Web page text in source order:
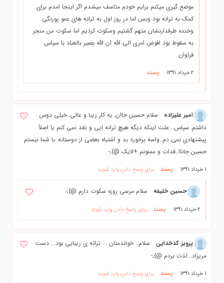
موضع گیری میکنم برایم خودم متاسف میشدم اگر اینجا امدم برای
کمک به ترانه بود وبس اما در روز اول به ترانه های عمو پورنگی
وخنده طرفدارنشان متهم گشتیم وسکوت کردیم اما سکوت من منجر
به سقوط بود افوض امری الی الله ان الله بصیر بالعباد با سپاس
فراوان
2 خرداد 1391 پسند
امیر علیزاده
سلام حسین جاان..یه کار زیبا و عالی..خیلی دوس
داشتم..سپاس.. علت اینکه دیگه هیچ ترانه ایی و نقد نمی کنم یا اصلاً
پیشنهادی نمی دم..واسه برخورد بد و اشتباه بعضی از دوستانه..با شما نیستم
حسین جاناا..فدات و ممنونم +لایک @};-
1 خرداد 1391 پسند برای پاسخ دادن وارد شوید
حسین خلیفه سلام مرسی روزه سکوت دارم @};-
2 خرداد 1391 پسند برای پاسخ دادن وارد شوید
پرویز کدخدایی
سلام.. خواندمتان ... ترانه ی زیبایی بود... دست
مریزاد...لذت بردم @};-
1 خرداد 1391 پسند برای پاسخ دادن وارد شوید